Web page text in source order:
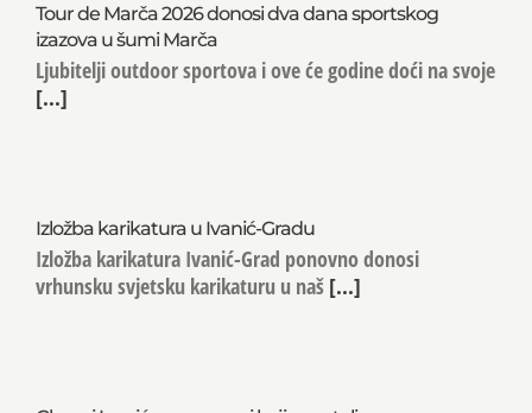
Tour de Marča 2026 donosi dva dana sportskog
izazova u šumi Marča
Ljubitelji outdoor sportova i ove će godine doći na svoje
[...]
Izložba karikatura u Ivanić-Gradu
Izložba karikatura Ivanić-Grad ponovno donosi
vrhunsku svjetsku karikaturu u naš [...]